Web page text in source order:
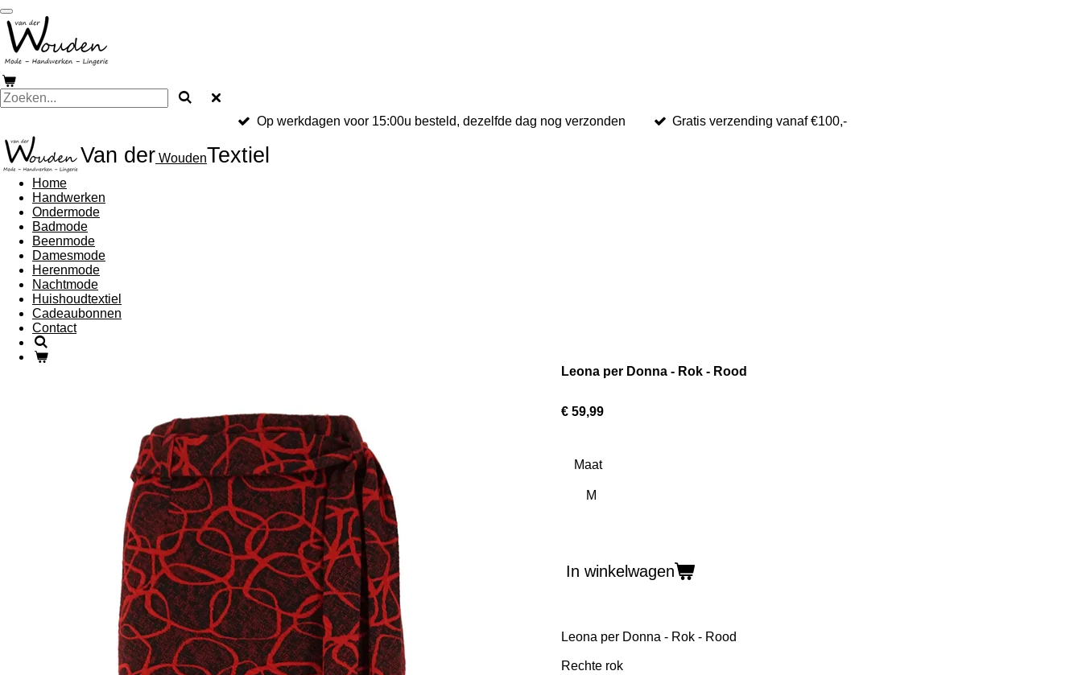
Ga
direct
naar
de
Op werkdagen voor 15:00u besteld, dezelfde dag nog verzonden Gratis verzending vanaf €100,-
Van der WoudenTextiel
Home
Handwerken
Ondermode
Badmode
Beenmode
Damesmode
Herenmode
Nachtmode
Huishoudtextiel
Cadeaubonnen
Contact
Leona per Donna - Rok - Rood
€ 59,99
Maat
In winkelwagen
Leona per Donna - Rok - Rood
Rechte rok